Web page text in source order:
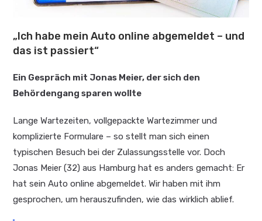
„Ich habe mein Auto online abgemeldet – und
das ist passiert“
Ein Gespräch mit Jonas Meier, der sich den
Behördengang sparen wollte
Lange Wartezeiten, vollgepackte Wartezimmer und
komplizierte Formulare – so stellt man sich einen
typischen Besuch bei der Zulassungsstelle vor. Doch
Jonas Meier (32) aus Hamburg hat es anders gemacht: Er
hat sein Auto online abgemeldet. Wir haben mit ihm
gesprochen, um herauszufinden, wie das wirklich ablief.